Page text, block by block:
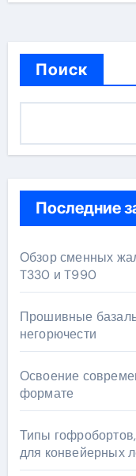
Поиск
Последние
Обзор сменных
T330 и T990
Прошивные
негорючести
Освоение
формате
Типы
для конвейерных